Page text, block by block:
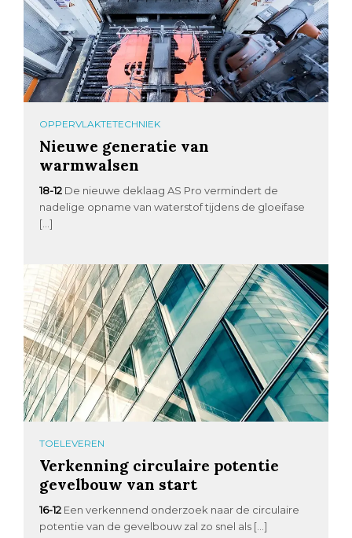
OPPERVLAKTETECHNIEK
Nieuwe generatie van
warmwalsen
18-12 De nieuwe deklaag AS Pro vermindert de
nadelige opname van waterstof tijdens de gloeifase
[…]
TOELEVEREN
Verkenning circulaire potentie
gevelbouw van start
16-12 Een verkennend onderzoek naar de circulaire
potentie van de gevelbouw zal zo snel als […]